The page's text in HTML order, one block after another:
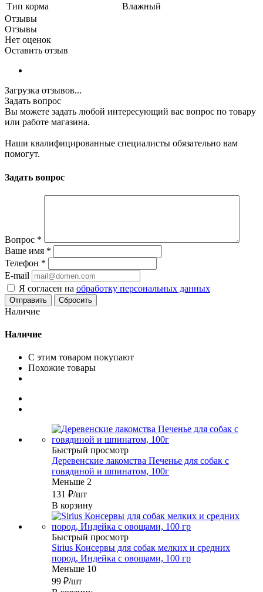
Тип корма
Влажный
Отзывы
Отзывы
Нет оценок
Оставить отзыв
Загрузка отзывов...
Задать вопрос
Вы можете задать любой интересующий вас вопрос по товару
или работе магазина.
Наши квалифицированные специалисты обязательно вам
помогут.
Задать вопрос
Вопрос *
Ваше имя *
Телефон *
E-mail
Я согласен на обработку персональных данных
Сбросить
Наличие
Наличие
С этим товаром покупают
Похожие товары
Быстрый просмотр
Деревенские лакомства Печенье для собак с
говядиной и шпинатом, 100г
Меньше 2
131 ₽/шт
В корзину
Быстрый просмотр
Sirius Консервы для собак мелких и средних
пород, Индейка с овощами, 100 гр
Меньше 10
99 ₽/шт